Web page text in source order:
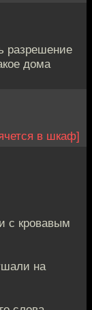
разрешение
дома
в шкаф]
с кровавым
на